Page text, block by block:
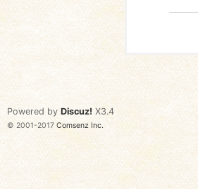
Powered by Discuz! X3.4
© 2001-2017 Comsenz Inc.